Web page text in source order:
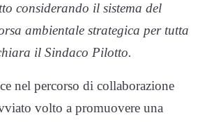
considerando il sistema del
ambientale strategica per tutta
il Sindaco Pilotto.
nel percorso di collaborazione
volto a promuovere una